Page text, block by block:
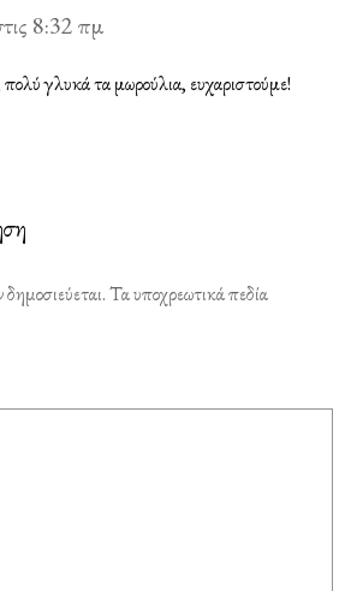
8:32 πμ
γλυκά τα μωρούλια, ευχαριστούμε!
Τα υποχρεωτικά πεδία